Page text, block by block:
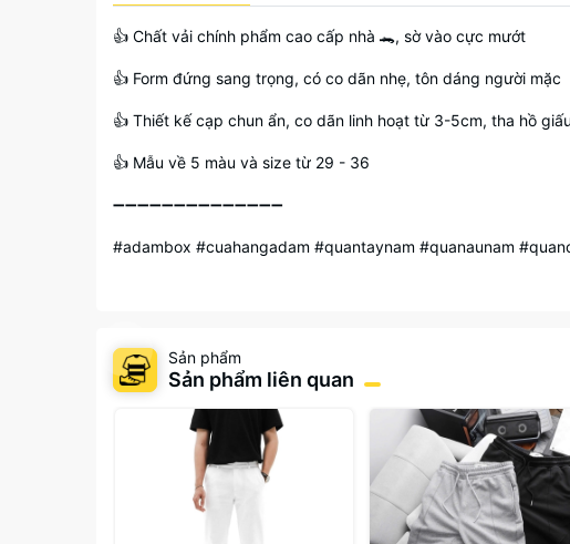
👍 Chất vải chính phẩm cao cấp nhà 🐊, sờ vào cực mướt
👍 Form đứng sang trọng, có co dãn nhẹ, tôn dáng người mặc
👍 Thiết kế cạp chun ẩn, co dãn linh hoạt từ 3-5cm, tha hồ
👍 Mẫu về 5 màu và size từ 29 - 36
➖➖➖➖➖➖➖➖➖➖➖➖➖➖
#adambox #cuahangadam #quantaynam #quanaunam
Sản phẩm
Sản phẩm liên quan